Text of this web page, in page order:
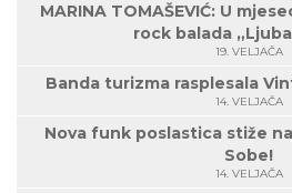
MARINA TOMAŠEVIĆ: U
rock balada
19. VELJAČA
Banda turizma rasplesala
14. VELJAČA
Nova funk poslastica stiže
Sobe!
14. VELJAČA